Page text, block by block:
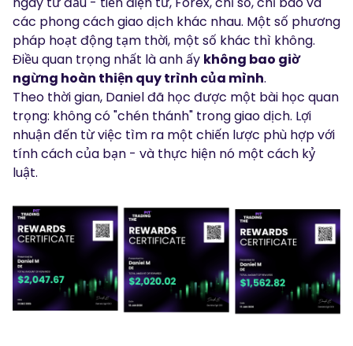
các phong cách giao dịch khác nhau. Một số phương
pháp hoạt động tạm thời, một số khác thì không.
Điều quan trọng nhất là anh ấy không bao giờ
ngừng hoàn thiện quy trình của mình.
Theo thời gian, Daniel đã học được một bài học quan
trọng: không có "chén thánh" trong giao dịch. Lợi
nhuận đến từ việc tìm ra một chiến lược phù hợp với
tính cách của bạn - và thực hiện nó một cách kỷ
luật.